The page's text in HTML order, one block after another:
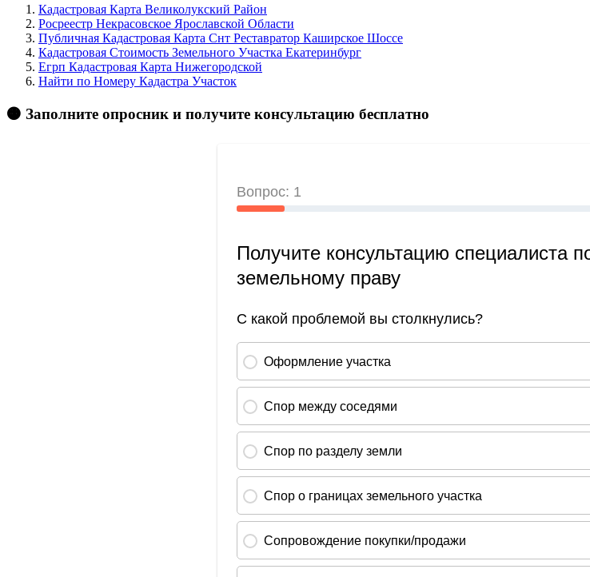
Кадастровая Карта Великолукский Район
Росреестр Некрасовское Ярославской Области
Публичная Кадастровая Карта Снт Реставратор Каширское Шоссе
Кадастровая Стоимость Земельного Участка Екатеринбург
Егрп Кадастровая Карта Нижегородской
Найти по Номеру Кадастра Участок
🟠 Заполните опросник и получите консультацию бесплатно